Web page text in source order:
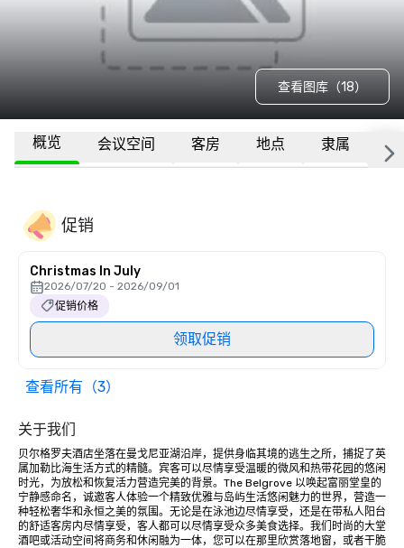
查看图库（18）
概览 会议空间 客房 地点 隶属 更
促销
Christmas In July
2026/07/20 - 2026/09/01
促销价格
领取促销
查看所有（3）
关于我们
贝尔格罗夫酒店坐落在曼戈尼亚湖沿岸，提供身临其境的逃生之所，捕捉了英
属加勒比海生活方式的精髓。宾客可以尽情享受温暖的微风和热带花园的悠闲
时光，为放松和恢复活力营造完美的背景。The Belgrove 以唤起富丽堂皇的
宁静感命名，诚邀客人体验一个精致优雅与岛屿生活悠闲魅力的世界，营造一
种轻松奢华和永恒之美的氛围。无论是在泳池边尽情享受，还是在带私人阳台
的舒适客房内尽情享受，客人都可以尽情享受众多美食选择。我们时尚的大堂
酒吧或活动空间将商务和休闲融为一体，您可以在那里欣赏落地窗，或者干脆